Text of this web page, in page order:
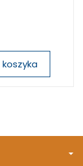
koszyka